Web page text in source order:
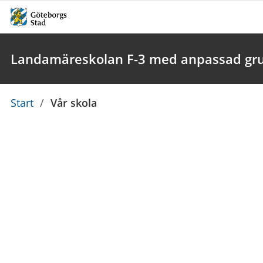
Landamäreskolan F-3 med anpassad
Du
Start / Vår skola